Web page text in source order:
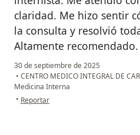
claridad. Me hizo sentir
la consulta y resolvió
Altamente recomendado.
30 de septiembre de 2025
• CENTRO MEDICO INTEGRAL DE
Medicina Interna
• en opinión del usuario Martha Gomez
Reportar